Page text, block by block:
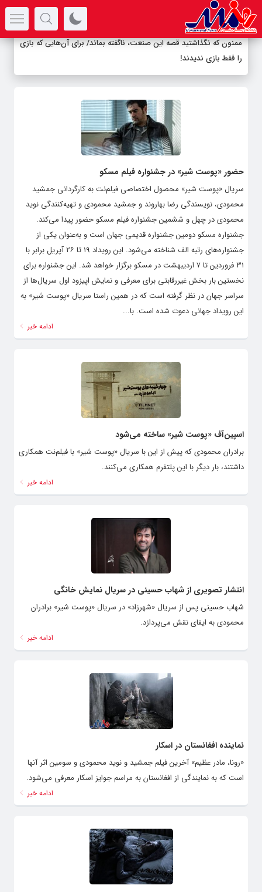
ممنون که نگذاشتید قصه این صنعت، ناگفته بماند/ برای آن‌هایی که بازی
را فقط بازی ندیدند!
حضور «پوست شیر» در جشنواره فیلم مسکو
سریال «پوست شیر» محصول اختصاصی فیلم‌نت به کارگردانی جمشید
محمودی، نویسندگی رضا بهاروند و جمشید محمودی و تهیه‌کنندگی نوید
محمودی در چهل و ششمین جشنواره فیلم مسکو حضور پیدا می‌کند.
جشنواره مسکو دومین جشنواره قدیمی جهان است و به‌عنوان یکی از
جشنواره‌های رتبه الف شناخته می‌شود. این رویداد ۱۹ تا ۲۶ آپریل برابر با
۳۱ فروردین تا ۷ اردیبهشت در مسکو برگزار خواهد شد. این جشنواره برای
نخستین بار بخش غیررقابتی برای معرفی و نمایش اپیزود اول سریال‌ها از
سراسر جهان در نظر گرفته است که در همین راستا سریال «پوست شیر» به
این رویداد جهانی دعوت شده است. با...
ادامه خبر
اسپین‌آف «پوست شیر» ساخته می‌شود
برادران محمودی که پیش از این با سریال «پوست شیر» با فیلم‌نت همکاری
داشتند، بار دیگر با این پلتفرم همکاری می‌کنند.
ادامه خبر
انتشار تصویری از شهاب حسینی در سریال نمایش خانگی
شهاب حسینی پس از سریال «شهرزاد» در سریال «پوست شیر» برادران
محمودی به ایفای نقش می‌پردازد.
ادامه خبر
نماینده افغانستان در اسکار
«رونا، مادر عظیم» آخرین فیلم جمشید و نوید محمودی و سومین اثر آنها
است که به نمایندگی از افغانستان به مراسم جوایز اسکار معرفی می‌شود.
ادامه خبر